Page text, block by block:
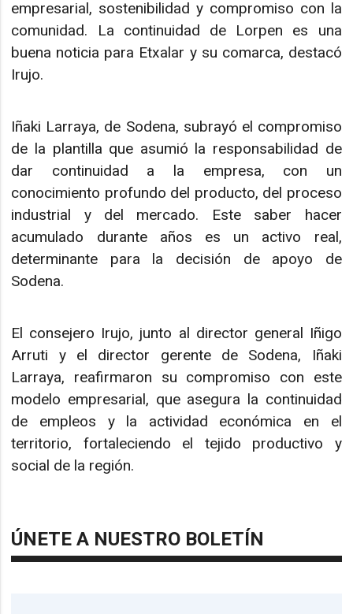
empresarial, sostenibilidad y compromiso con la
comunidad. La continuidad de Lorpen es una
buena noticia para Etxalar y su comarca, destacó
Irujo.
Iñaki Larraya, de Sodena, subrayó el compromiso
de la plantilla que asumió la responsabilidad de
dar continuidad a la empresa, con un
conocimiento profundo del producto, del proceso
industrial y del mercado. Este saber hacer
acumulado durante años es un activo real,
determinante para la decisión de apoyo de
Sodena.
El consejero Irujo, junto al director general Iñigo
Arruti y el director gerente de Sodena, Iñaki
Larraya, reafirmaron su compromiso con este
modelo empresarial, que asegura la continuidad
de empleos y la actividad económica en el
territorio, fortaleciendo el tejido productivo y
social de la región.
ÚNETE A NUESTRO BOLETÍN